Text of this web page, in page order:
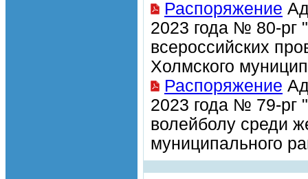
Распоряжение
2023 года № 80-рг
всероссийских
Холмского
Распоряжение
2023 года № 79-рг
волейболу среди
муниципального